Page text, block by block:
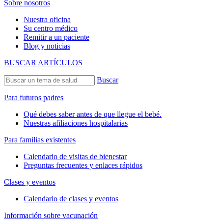
Sobre nosotros
Nuestra oficina
Su centro médico
Remitir a un paciente
Blog y noticias
BUSCAR ARTÍCULOS
Buscar
Para futuros padres
Qué debes saber antes de que llegue el bebé.
Nuestras afiliaciones hospitalarias
Para familias existentes
Calendario de visitas de bienestar
Preguntas frecuentes y enlaces rápidos
Clases y eventos
Calendario de clases y eventos
Información sobre vacunación